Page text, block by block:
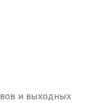
и выходных